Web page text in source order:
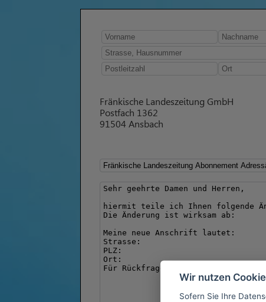
Fränkische Landeszeitung GmbH
Postfach 1362
91504 Ansbach
Wir nutzen
Sofern Sie Ihre